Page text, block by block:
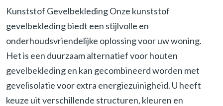
e
n
a
v
g
e
r
Kunststof Gevelbekleding Onze kunststof
gevelbekleding biedt een stijlvolle en
onderhoudsvriendelijke oplossing voor uw woning.
Het is een duurzaam alternatief voor houten
gevelbekleding en kan gecombineerd worden met
gevelisolatie voor extra energiezuinigheid. U heeft
keuze uit verschillende structuren, kleuren en